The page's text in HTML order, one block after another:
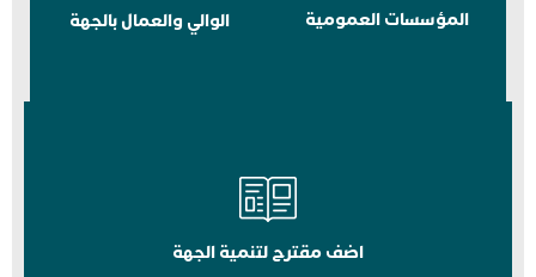
المؤسسات العمومية الوالي والعمال بالجهة
اضف مقترح لتنمية الجهة